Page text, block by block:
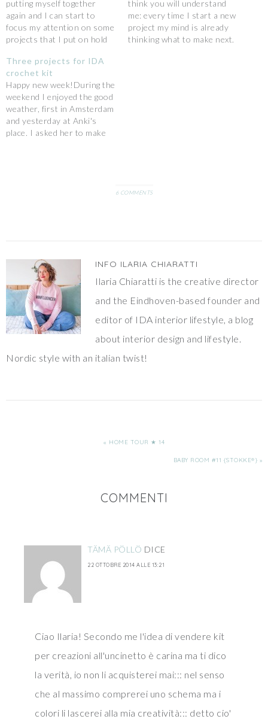
putting myself together
again and I can start to
focus my attention on some
projects that I put on hold
them is related to my yarn
shop and I'm happy to
announce that from today
three new peachy colors are
available for…
think you will understand
me: every time I start a new
project my mind is already
thinking what to make next.
Three projects for IDA
crochet kit
Happy new week!During the
weekend I enjoyed the good
weather, first in Amsterdam
and yesterday at Anki's
place. I asked her to make
6 COMMENTS
INFO ILARIA CHIARATTI
Ilaria Chiaratti is the creative director
and the Eindhoven-based founder and
editor of IDA interior lifestyle, a blog
about interior design and lifestyle.
Nordic style with an italian twist!
« HOME TOUR ★ 14
BABY ROOM #11 {STOKKE®} »
COMMENTI
TÄMÄ PÖLLÖ DICE
22 OTTOBRE 2014 ALLE 13:21
Ciao Ilaria! Secondo me l'idea di vendere kit
per creazioni all'uncinetto è carina ma ti dico
la verità, io non li acquisterei mai::: nel senso
che al massimo comprerei uno schema ma i
colori li lascerei alla mia creatività::: detto cio'